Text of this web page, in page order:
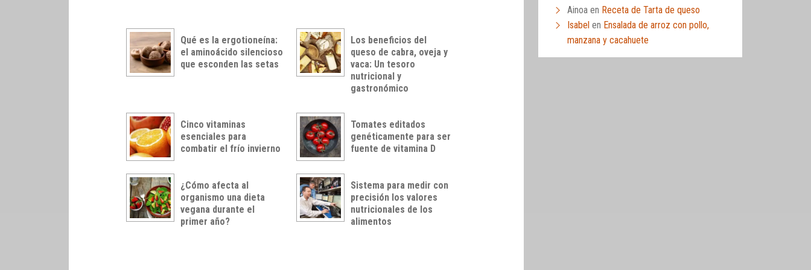
Qué es la ergotioneína:
el aminoácido silencioso
que esconden las setas
Los beneficios del
queso de cabra, oveja y
vaca: Un tesoro
nutricional y
gastronómico
Cinco vitaminas
esenciales para
combatir el frío invierno
Tomates editados
genéticamente para ser
fuente de vitamina D
¿Cómo afecta al
organismo una dieta
vegana durante el
primer año?
Sistema para medir con
precisión los valores
nutricionales de los
alimentos
Ainoa en Receta de Tarta de queso
Isabel en Ensalada de arroz con pollo,
manzana y cacahuete